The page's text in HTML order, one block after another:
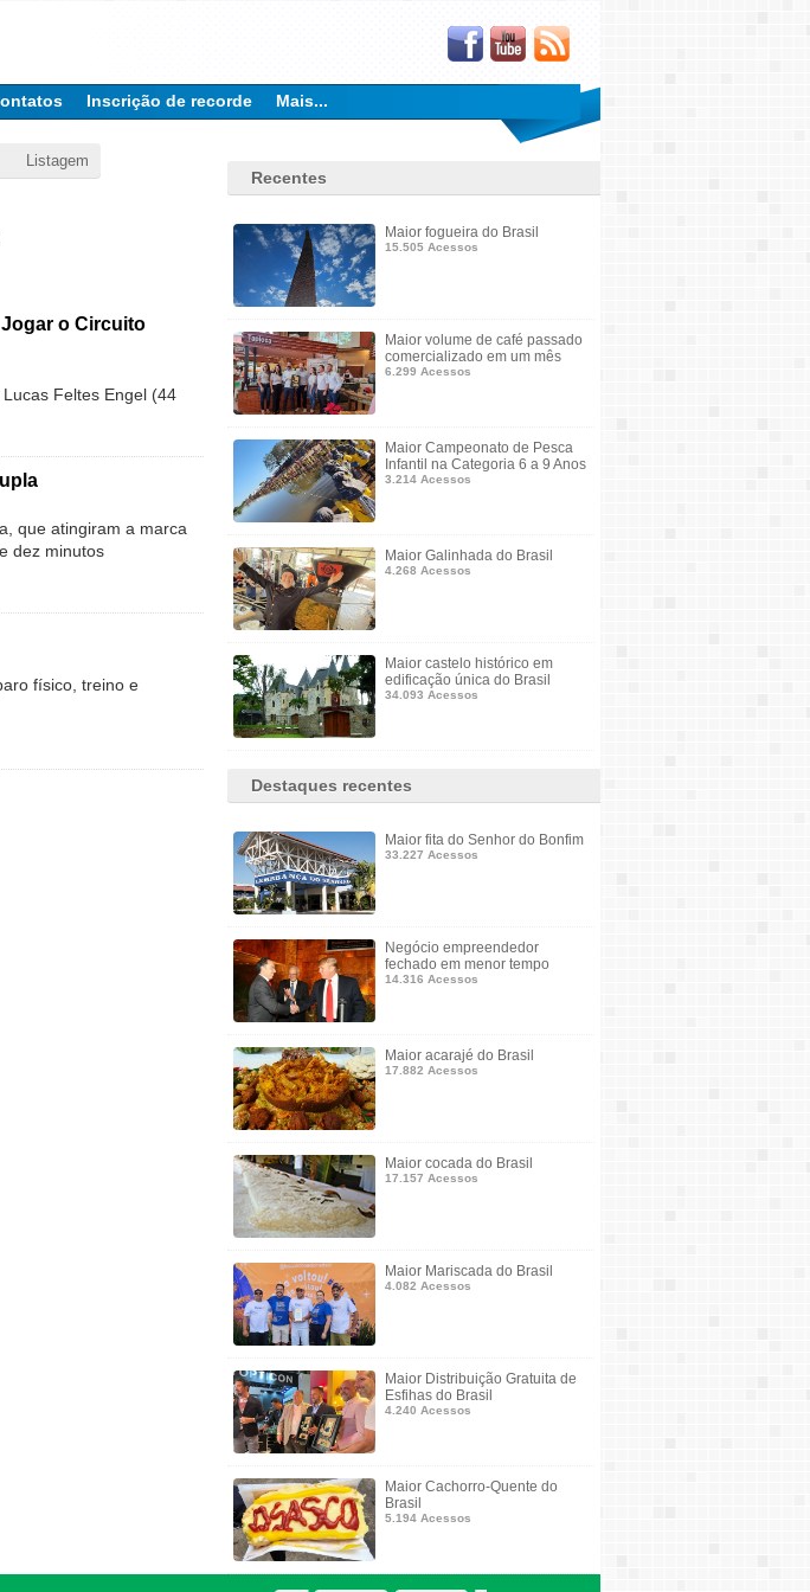
Inscrição de recorde Mais...
Listagem
o Circuito
Feltes Engel (44
que atingiram a marca
dez minutos
físico, treino e
Recentes
Maior fogueira do Brasil
15.505 Acessos
Maior volume de café passado
comercializado em um mês
6.299 Acessos
Maior Campeonato de Pesca
Infantil na Categoria 6 a 9 Anos
3.214 Acessos
Maior Galinhada do Brasil
4.268 Acessos
Maior castelo histórico em
edificação única do Brasil
34.093 Acessos
Destaques recentes
Maior fita do Senhor do Bonfim
33.227 Acessos
Negócio empreendedor
fechado em menor tempo
14.316 Acessos
Maior acarajé do Brasil
17.882 Acessos
Maior cocada do Brasil
17.157 Acessos
Maior Mariscada do Brasil
4.082 Acessos
Maior Distribuição Gratuita de
Esfihas do Brasil
4.240 Acessos
Maior Cachorro-Quente do
Brasil
5.194 Acessos